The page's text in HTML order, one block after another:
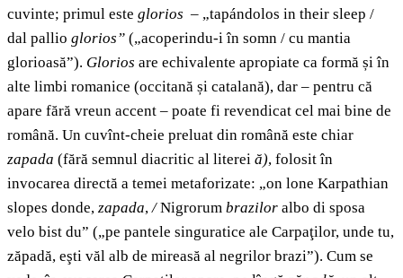
cuvinte; primul este glorios – „tapándolos in their sleep /
dal pallio glorios” („acoperindu-i în somn / cu mantia
glorioasă”). Glorios are echivalente apropiate ca formă și în
alte limbi romanice (occitană și catalană), dar – pentru că
apare fără vreun accent – poate fi revendicat cel mai bine de
română. Un cuvînt-cheie preluat din română este chiar
zapada (fără semnul diacritic al literei ă), folosit în
invocarea directă a temei metaforizate: „on lone Karpathian
slopes donde, zapada,/Nigrorum brazilor albo di sposa
velo bist du” („pe pantele singuratice ale Carpaţilor, unde tu,
zăpadă, eşti văl alb de mireasă al negrilor brazi”). Cum se